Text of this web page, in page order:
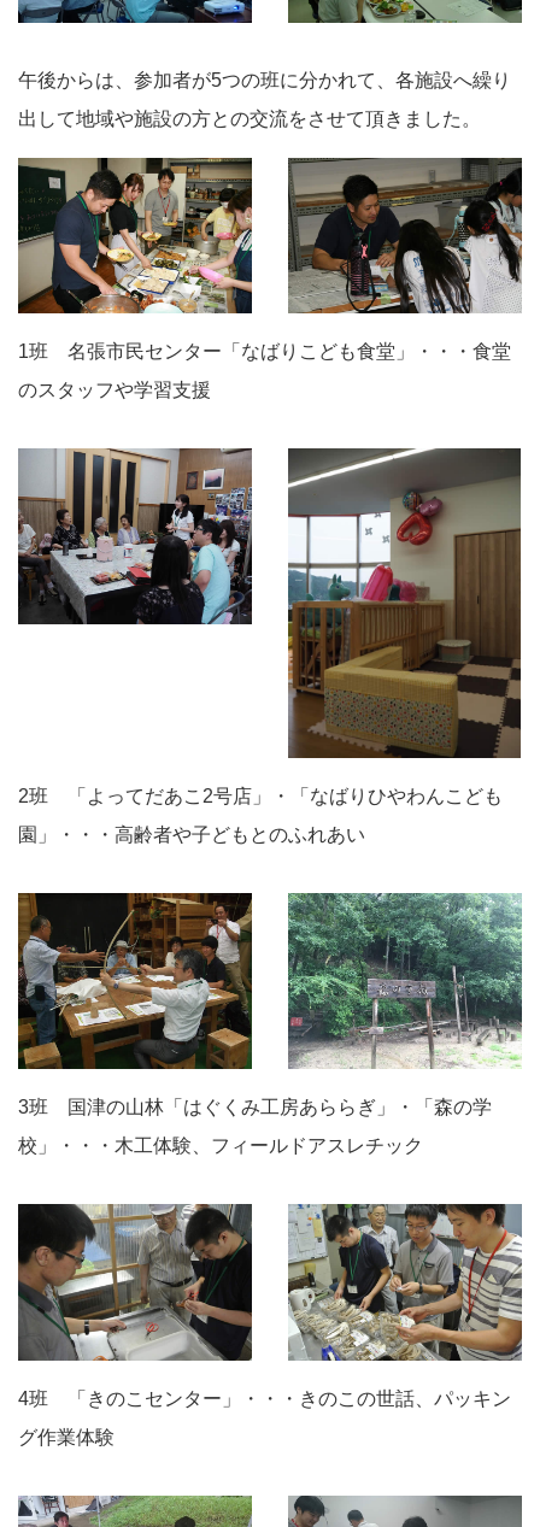
午後からは、参加者が5つの班に分かれて、各施設へ繰り
出して地域や施設の方との交流をさせて頂きました。
1班 名張市民センター「なばりこども食堂」・・・食堂
のスタッフや学習支援
2班 「よってだあこ2号店」・「なばりひやわんこども
園」・・・高齢者や子どもとのふれあい
3班 国津の山林「はぐくみ工房あららぎ」・「森の学
校」・・・木工体験、フィールドアスレチック
4班 「きのこセンター」・・・きのこの世話、パッキン
グ作業体験